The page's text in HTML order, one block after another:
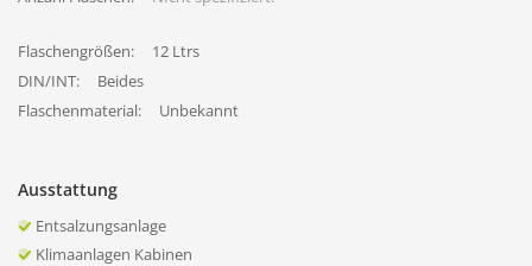
Flaschengrößen:
12 Ltrs
DIN/INT:
Beides
Flaschenmaterial:
Unbekannt
Ausstattung
Entsalzungsanlage
Klimaanlagen Kabinen